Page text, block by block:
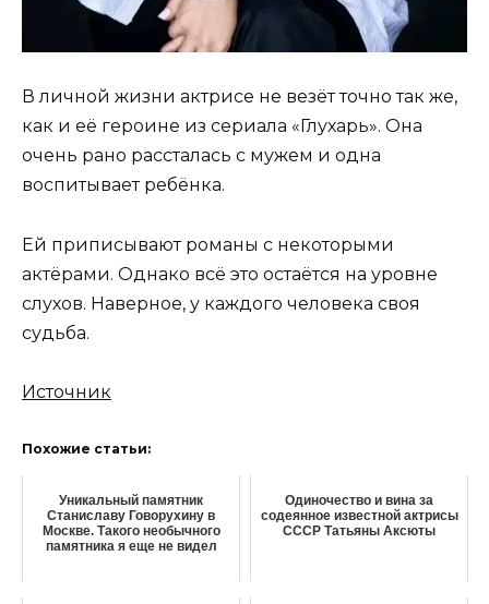
В личной жизни актрисе не везёт точно так же,
как и её героине из сериала «Глухарь». Она
очень рано рассталась с мужем и одна
воспитывает ребёнка.
Ей приписывают романы с некоторыми
актёрами. Однако всё это остаётся на уровне
слухов. Наверное, у каждого человека своя
судьба.
Источник
Похожие статьи:
Уникальный памятник
Станиславу Говорухину в
Москве. Такого необычного
памятника я еще не видел
Одиночество и вина за
содеянное известной актрисы
СССР Татьяны Аксюты